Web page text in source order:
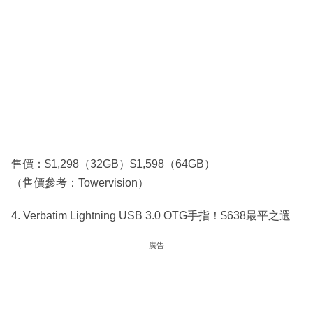
售價：$1,298（32GB）$1,598（64GB）
（售價參考：Towervision）
4. Verbatim Lightning USB 3.0 OTG手指！$638最平之選
廣告